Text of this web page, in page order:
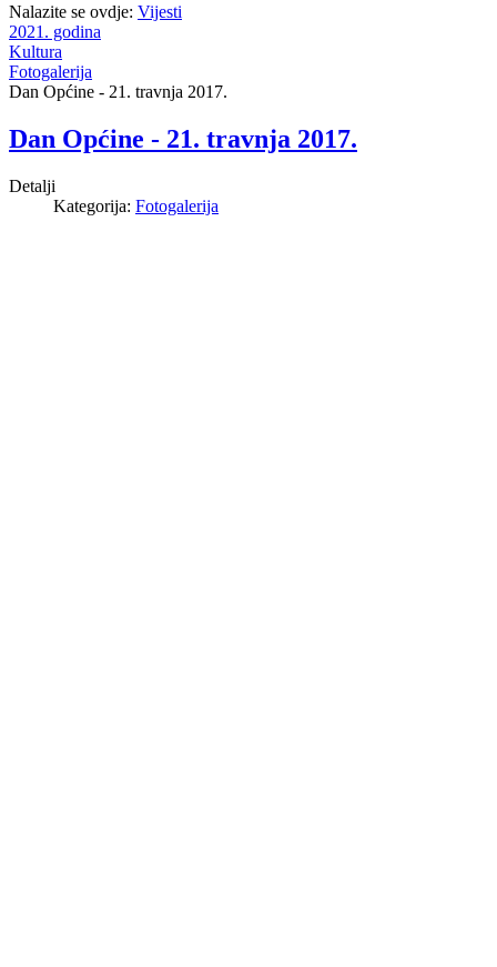
Nalazite se ovdje: Vijesti
2021. godina
Kultura
Fotogalerija
Dan Općine - 21. travnja 2017.
Dan Općine - 21. travnja 2017.
Detalji
Kategorija: Fotogalerija